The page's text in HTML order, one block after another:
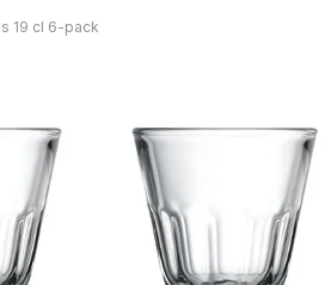
19 cl 6-pack